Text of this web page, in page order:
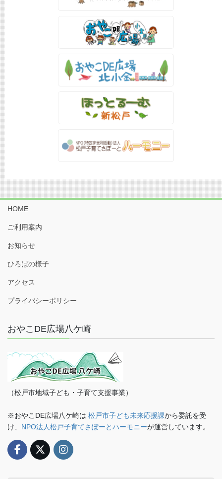
HOME
ご利用案内
お知らせ
ひろばの様子
アクセス
プライバシーポリシー
おやこDE広場八ケ崎
（松戸市地域子ども・子育て支援事業）
※おやこDE広場八ケ崎は 松戸市子ども未来応援課から委託を受
け、 NPO法人松戸子育てさぽーとハーモニーが運営しています。